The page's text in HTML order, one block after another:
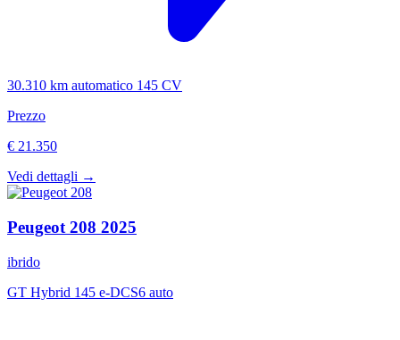
30.310 km automatico 145 CV
Prezzo
€ 21.350
Vedi dettagli →
Peugeot 208 2025
ibrido
GT Hybrid 145 e-DCS6 auto